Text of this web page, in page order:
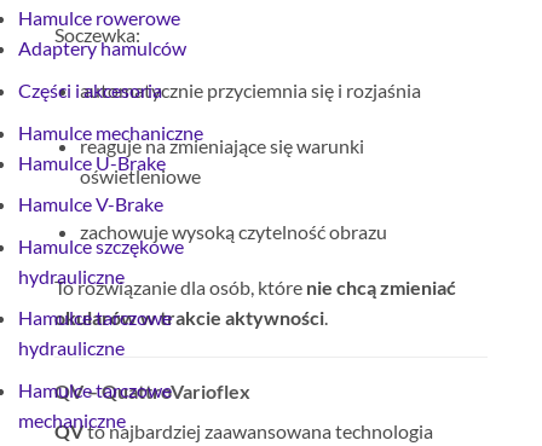
Hamulce rowerowe
Adaptery hamulców
Części i akcesoria
Hamulce mechaniczne
Hamulce U-Brake
Hamulce V-Brake
Hamulce szczękowe
hydrauliczne
Hamulce tarczowe
hydrauliczne
Hamulce tarczowe
mechaniczne
Soczewka:
automatycznie przyciemnia się i rozjaśnia
reaguje na zmieniające się warunki
oświetleniowe
zachowuje wysoką czytelność obrazu
To rozwiązanie dla osób, które nie chcą zmieniać
okularów w trakcie aktywności
QV – QuattroVarioflex
QVto najbardziej zaawansowana technologia